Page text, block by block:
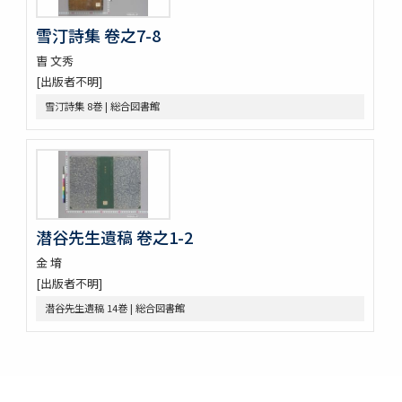
興海邑誌
朝鮮地啚
紀年便覧 8巻圖1巻
湖南邑誌
東國文獻備考 100巻首1巻
青野謾輯 (存9巻)
纂圖互註周禮 12巻經圖1巻
新増東國輿地勝覽 55巻
雪汀詩集 卷之7-8
曺 文秀
[出版者不明]
雪汀詩集 8巻 | 総合図書館
潜谷先生遺稿 卷之1-2
金 堉
[出版者不明]
潜谷先生遺稿 14巻 | 総合図書館